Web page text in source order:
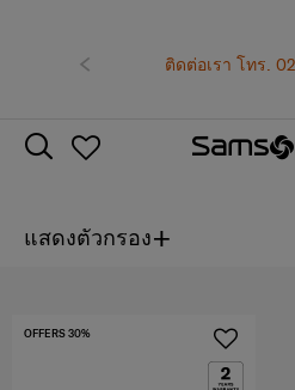
ติดต่อเรา โทร. 02-
แสดงตัวกรอง+
OFFERS 30%